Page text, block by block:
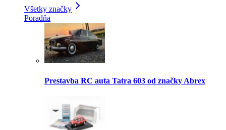
Všetky značky
Poradňa
Prestavba RC auta Tatra 603 od značky Abrex